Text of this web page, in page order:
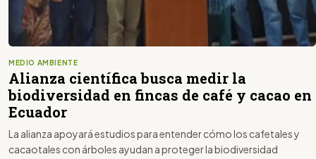
MEDIO AMBIENTE
Alianza científica busca medir la
biodiversidad en fincas de café y cacao en
Ecuador
La alianza apoyará estudios para entender cómo los cafetales y
cacaotales con árboles ayudan a proteger la biodiversidad